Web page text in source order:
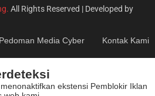
All Rights Reserved | Developed by
Pedoman Media Cyber Kontak Kami
ekstensi Pemblokir Iklan